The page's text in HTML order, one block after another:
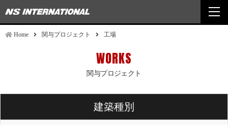
Home 関与プロジェクト 工場
WORKS
関与プロジェクト
建築種別